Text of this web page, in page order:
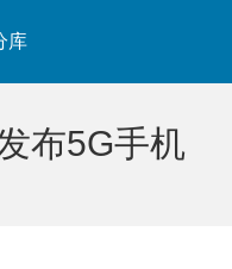
库
布5G手机